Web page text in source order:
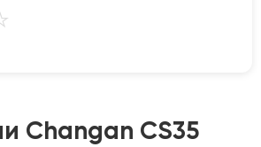
Changan CS35